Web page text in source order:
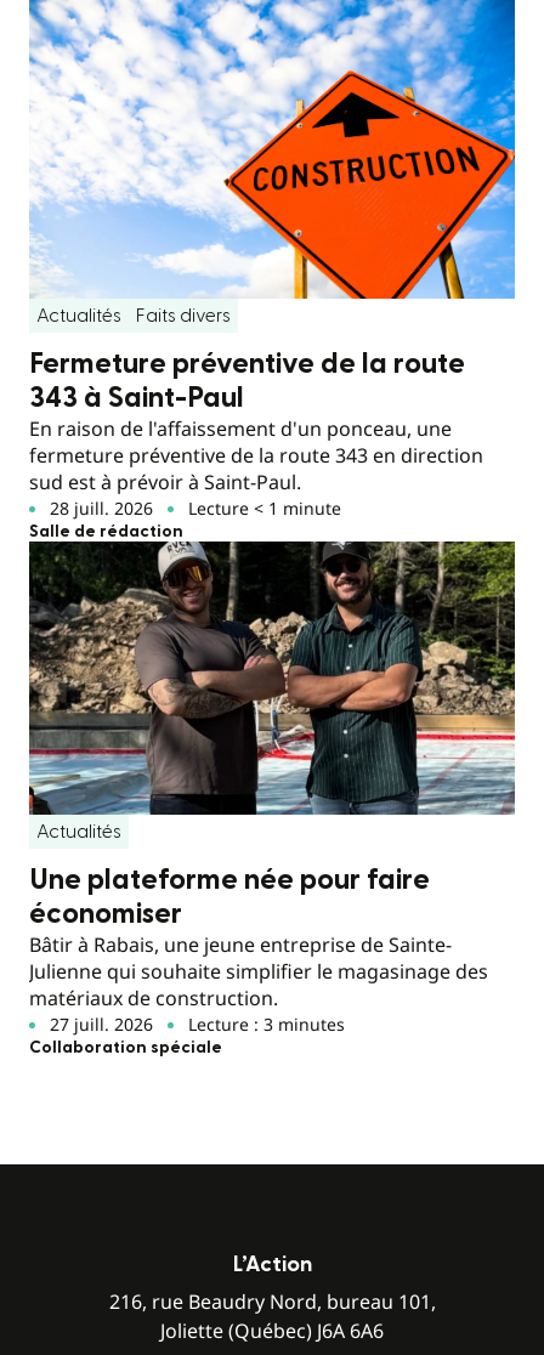
Actualités Faits divers
Fermeture préventive de la route
343 à Saint-Paul
En raison de l'affaissement d'un ponceau, une
fermeture préventive de la route 343 en direction
sud est à prévoir à Saint-Paul.
28 juill. 2026 Lecture < 1 minute
Salle de rédaction
Actualités
Une plateforme née pour faire
économiser
Bâtir à Rabais, une jeune entreprise de Sainte-
Julienne qui souhaite simplifier le magasinage des
matériaux de construction.
27 juill. 2026 Lecture : 3 minutes
Collaboration spéciale
L’Action
216, rue Beaudry Nord, bureau 101,
Joliette (Québec) J6A 6A6